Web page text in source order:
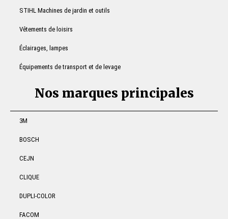
STIHL Machines de jardin et outils
Vêtements de loisirs
Éclairages, lampes
Équipements de transport et de levage
Nos marques principales
3M
BOSCH
CEJN
CLIQUE
DUPLI-COLOR
FACOM